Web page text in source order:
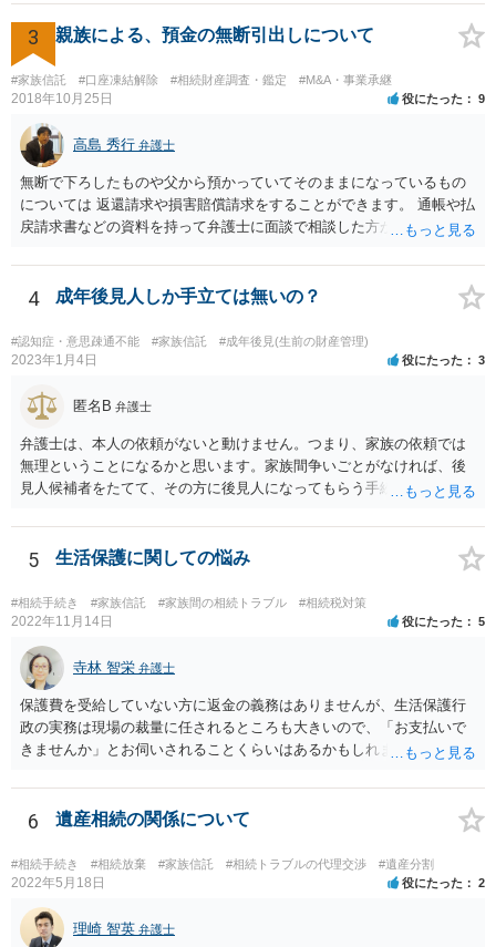
3 親族による、預金の無断引出しについて
#家族信託 #口座凍結解除 #相続財産調査・鑑定 #M&A・事業承継
2018年10月25日 役にたった 9
高島 秀行 弁護士
無断で下ろしたものや父から預かっていてそのままになっているもの
については 返還請求や損害賠償請求をすることができます。 通帳や払
戻請求書などの資料を持って弁護士に面談で相談した方がよいと思い
4 成年後見人しか手立ては無いの？
#認知症・意思疎通不能 #家族信託 #成年後見(生前の財産管理)
2023年1月4日 役にたった 3
匿名B 弁護士
弁護士は、本人の依頼がないと動けません。つまり、家族の依頼では
無理ということになるかと思います。家族間争いごとがなければ、後
見人候補者をたてて、その方に後見人になってもらう手続をすすめた
5 生活保護に関しての悩み
#相続手続き #家族信託 #家族間の相続トラブル #相続税対策
2022年11月14日 役にたった 5
寺林 智栄 弁護士
保護費を受給していない方に返金の義務はありませんが、生活保護行
政の実務は現場の裁量に任されるところも大きいので、「お支払いで
きませんか」とお伺いされることくらいはあるかもしれません。 通報
考えてご判断いただくのが良いと思います。
6 遺産相続の関係について
#相続手続き #相続放棄 #家族信託 #相続トラブルの代理交渉 #遺産分割
2022年5月18日 役にたった 2
理崎 智英 弁護士